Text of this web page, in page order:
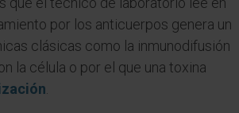
por los anticuerpos genera un
clásicas como la inmunodifusión
la célula o por el que una toxina